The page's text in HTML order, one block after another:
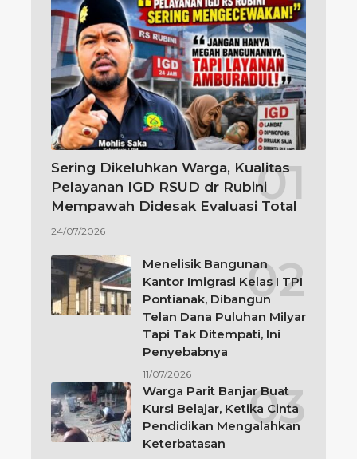
Sering Dikeluhkan Warga, Kualitas
Pelayanan IGD RSUD dr Rubini
Mempawah Didesak Evaluasi Total
24/07/2026
Menelisik Bangunan
Kantor Imigrasi Kelas I TPI
Pontianak, Dibangun
Telan Dana Puluhan Milyar
Tapi Tak Ditempati, Ini
Penyebabnya
11/07/2026
Warga Parit Banjar Buat
Kursi Belajar, Ketika Cinta
Pendidikan Mengalahkan
Keterbatasan